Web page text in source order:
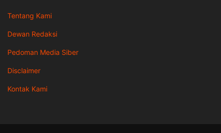
Tentang Kami
Dewan Redaksi
Pedoman Media Siber
Disclaimer
Kontak Kami